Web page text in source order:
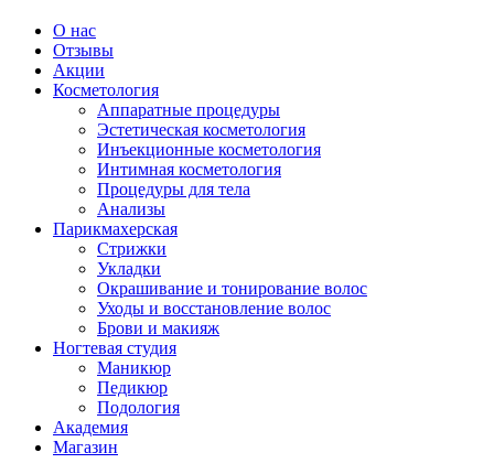
О нас
Отзывы
Акции
Косметология
Аппаратные процедуры
Эстетическая косметология
Инъекционные косметология
Интимная косметология
Процедуры для тела
Анализы
Парикмахерская
Стрижки
Укладки
Окрашивание и тонирование волос
Уходы и восстановление волос
Брови и макияж
Ногтевая студия
Маникюр
Педикюр
Подология
Академия
Магазин